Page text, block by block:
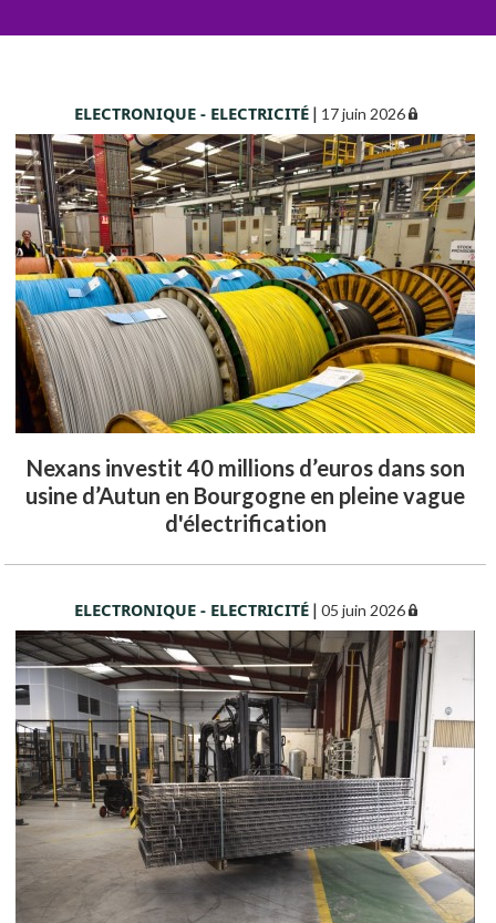
ELECTRONIQUE - ELECTRICITÉ| 17 juin 2026
Nexans investit 40 millions d’euros dans son
usine d’Autun en Bourgogne en pleine vague
d'électrification
ELECTRONIQUE - ELECTRICITÉ| 05 juin 2026